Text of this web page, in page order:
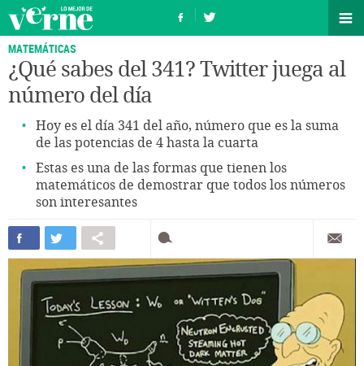
MATEMÁTICAS
¿Qué sabes del 341? Twitter juega al
número del día
Hoy es el día 341 del año, número que es la suma
de las potencias de 4 hasta la cuarta
Estas es una de las formas que tienen los
matemáticos de demostrar que todos los números
son interesantes